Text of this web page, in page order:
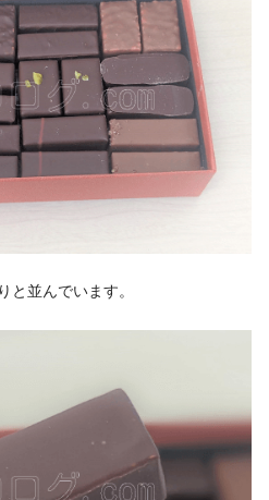
と並んでいます。